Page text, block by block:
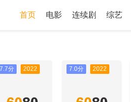
首页 电影 连续剧 综艺
7.7分 2022 7.0分 2022